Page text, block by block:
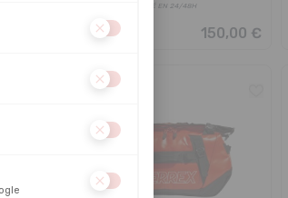
EN STOCK - EXPÉDIÉ EN 24/48H
150,00 €
minimum de 100€.
de recevoir nos emails,